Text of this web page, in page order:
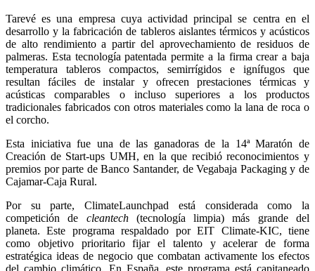
Tarevé es una empresa cuya actividad principal se centra en el
desarrollo y la fabricación de tableros aislantes térmicos y acústicos
de alto rendimiento a partir del aprovechamiento de residuos de
palmeras. Esta tecnología patentada permite a la firma crear a baja
temperatura tableros compactos, semirrígidos e ignífugos que
resultan fáciles de instalar y ofrecen prestaciones térmicas y
acústicas comparables o incluso superiores a los productos
tradicionales fabricados con otros materiales como la lana de roca o
el corcho.
Esta iniciativa fue una de las ganadoras de la 14ª Maratón de
Creación de Start-ups UMH, en la que recibió reconocimientos y
premios por parte de Banco Santander, de Vegabaja Packaging y de
Cajamar-Caja Rural.
Por su parte, ClimateLaunchpad está considerada como la
competición de cleantech(tecnología limpia) más grande del
planeta. Este programa respaldado por EIT Climate-KIC, tiene
como objetivo prioritario fijar el talento y acelerar de forma
estratégica ideas de negocio que combatan activamente los efectos
del cambio climático. En España, este programa está capitaneado